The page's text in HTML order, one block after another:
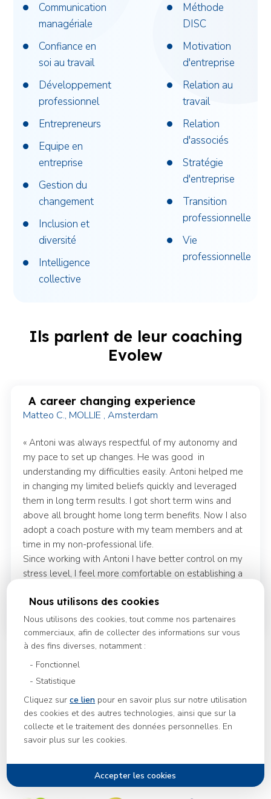
Communication
managériale
Confiance en
soi au travail
Développement
professionnel
Entrepreneurs
Equipe en
entreprise
Gestion du
changement
Inclusion et
diversité
Intelligence
collective
Méthode
DISC
Motivation
d'entreprise
Relation au
travail
Relation
d'associés
Stratégie
d'entreprise
Transition
professionnelle
Vie
professionnelle
Ils parlent de leur coaching
Evolew
A career changing experience
Matteo C., MOLLIE , Amsterdam
« Antoni was always respectful of my autonomy and
my pace to set up changes. He was good in
understanding my difficulties easily. Antoni helped me
in changing my limited beliefs quickly and leveraged
them in long term results. I got short term wins and
above all brought home long term benefits. Now I also
adopt a coach posture with my team members and at
time in my non-professional life.
Since working with Antoni I have better control on my
stress level, I feel more comfortable on establishing a
understand my biases. It has been a career changing
experience to collaborate with him for a whole year. »
Ils nous font confiance
Nous utilisons des cookies
Nous utilisons des cookies, tout comme nos partenaires
commerciaux, afin de collecter des informations sur vous
à des fins diverses, notamment :
Fonctionnel
Statistique
Cliquez surce lien pour en savoir plus sur notre utilisation
des cookies et des autres technologies, ainsi que sur la
collecte et le traitement des données personnelles. En
savoir plus sur les cookies.